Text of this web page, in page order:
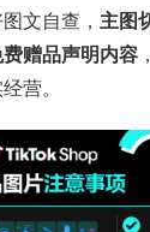
文自查， 主图
赠品声明内容
营。